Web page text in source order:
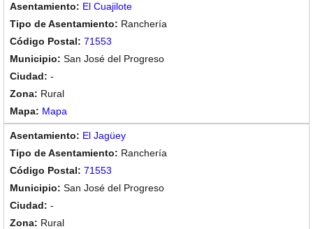
El Cuajilote
Ranchería
71553
San José del Progreso
-
Rural
Mapa
El Jagüey
Ranchería
71553
San José del Progreso
-
Rural